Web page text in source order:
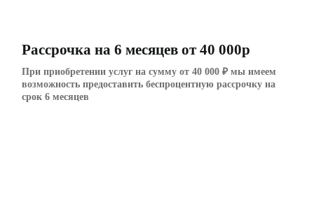
Рассрочка на 6 месяцев от 40 000р
При приобретении услуг на сумму от 40 000 ₽ мы имеем
возможность предоставить беспроцентную рассрочку на
срок 6 месяцев